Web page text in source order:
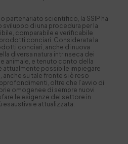
partenariato scientifico, la SSIP ha
di una procedura per la
comparabile e verificabile
conciari. Considerata la
conciari, anche di nuova
diversa natura intrinseca dei
animale, e tenuto conto della
possibile impiegare
su tale fronte si è reso
oltre che l’avvio di
omogenee di sempre nuovi
le esigenze del settore in
esaustiva e attualizzata.